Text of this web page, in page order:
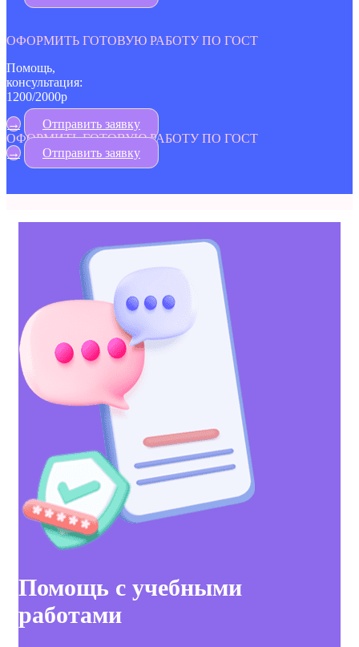
ОФОРМИТЬ ГОТОВУЮ РАБОТУ ПО ГОСТ
Помощь,
консультация:
1200/2000р
→
Отправить заявку
ОФОРМИТЬ ГОТОВУЮ РАБОТУ ПО ГОСТ
→
Отправить заявку
Помощь с учебными
работами